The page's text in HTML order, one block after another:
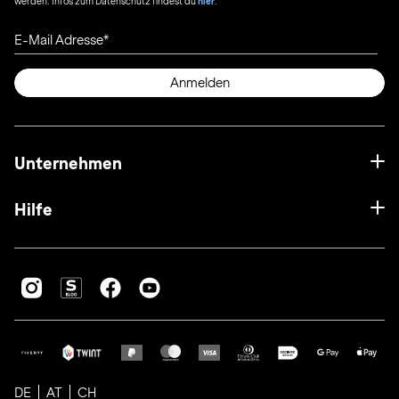
E-Mail Adresse
Anmelden
Unternehmen
Hilfe
DE AT CH